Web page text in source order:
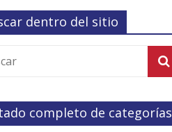
dentro del sitio
completo de categorías